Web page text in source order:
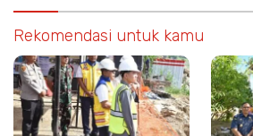
Rekomendasi untuk kamu